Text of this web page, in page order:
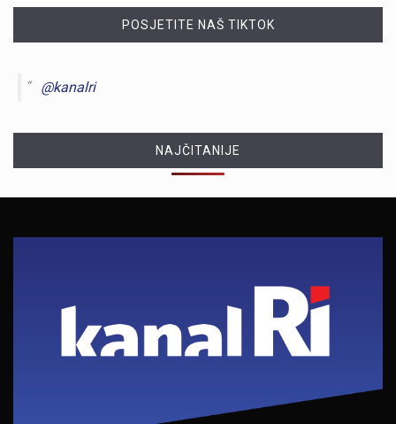
POSJETITE NAŠ TIKTOK
@kanalri
NAJČITANIJE